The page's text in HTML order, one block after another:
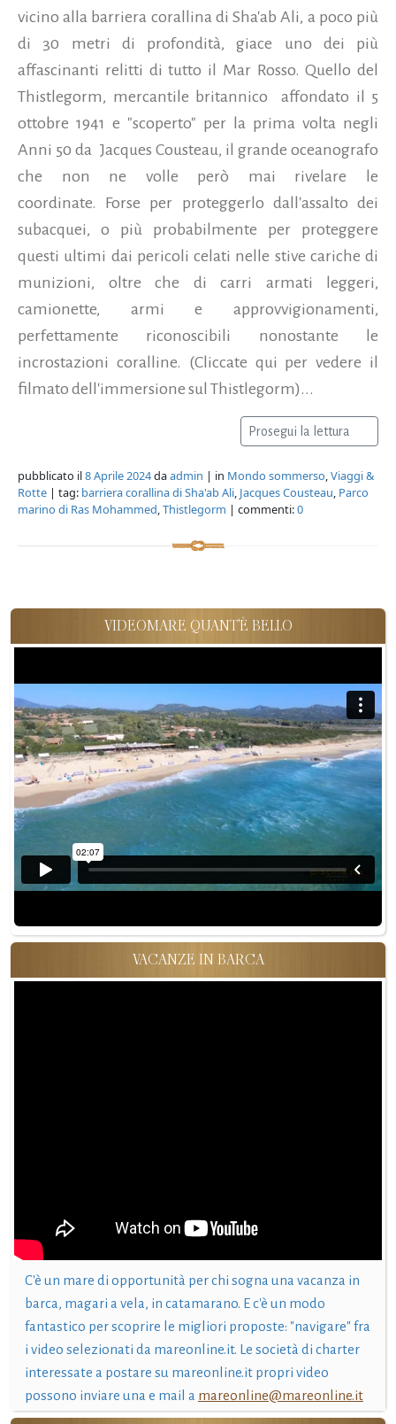
vicino alla barriera corallina di Sha'ab Ali, a poco più
di 30 metri di profondità, giace uno dei più
affascinanti relitti di tutto il Mar Rosso. Quello del
Thistlegorm, mercantile britannico affondato il 5
ottobre 1941 e "scoperto" per la prima volta negli
Anni 50 da Jacques Cousteau, il grande oceanografo
che non ne volle però mai rivelare le
coordinate. Forse per proteggerlo dall'assalto dei
subacquei, o più probabilmente per proteggere
questi ultimi dai pericoli celati nelle stive cariche di
munizioni, oltre che di carri armati leggeri,
camionette, armi e approvvigionamenti,
perfettamente riconoscibili nonostante le
incrostazioni coralline. (Cliccate qui per vedere il
filmato dell'immersione sul Thistlegorm)...
Prosegui la lettura
pubblicato il8 Aprile 2024daadmin | in Mondo sommerso,Viaggi &
Rotte | tag: barriera corallina di Sha'ab Ali, Jacques Cousteau, Parco
marino di Ras Mohammed,Thistlegorm | commenti:0
VIDEOMARE QUANT'È BELLO
VACANZE IN BARCA
C'è un mare di opportunità per chi sogna una vacanza in
barca, magari a vela, in catamarano. E c'è un modo
fantastico per scoprire le migliori proposte: "navigare" fra
i video selezionati da mareonline.it. Le società di charter
interessate a postare su mareonline.it propri video
possono inviare una e mail a mareonline@mareonline.it